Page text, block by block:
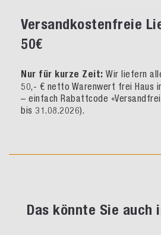
Versandkostenfreie
50€
Nur für kurze Zeit: Wir liefern
50,- € netto Warenwert frei Haus
– einfach Rabattcode
bis 31.08.2026).
Das könnte Sie auch